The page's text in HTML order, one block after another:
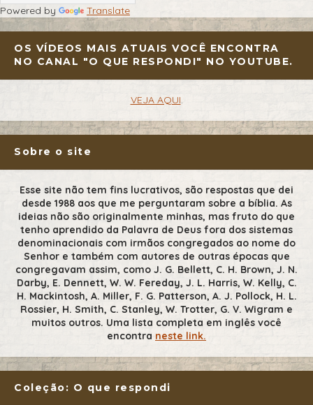
Powered by Translate
OS VÍDEOS MAIS ATUAIS VOCÊ ENCONTRA
NO CANAL "O QUE RESPONDI" NO YOUTUBE.
VEJA AQUI.
Sobre o site
Esse site não tem fins lucrativos, são respostas que dei
desde 1988 aos que me perguntaram sobre a bíblia. As
ideias não são originalmente minhas, mas fruto do que
tenho aprendido da Palavra de Deus fora dos sistemas
denominacionais com irmãos congregados ao nome do
Senhor e também com autores de outras épocas que
congregavam assim, como J. G. Bellett, C. H. Brown, J. N.
Darby, E. Dennett, W. W. Fereday, J. L. Harris, W. Kelly, C.
H. Mackintosh, A. Miller, F. G. Patterson, A. J. Pollock, H. L.
Rossier, H. Smith, C. Stanley, W. Trotter, G. V. Wigram e
muitos outros. Uma lista completa em inglês você
encontra neste link.
Coleção: O que respondi